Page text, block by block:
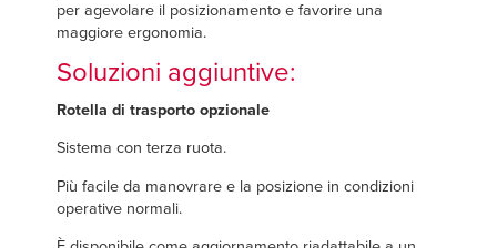
per agevolare il posizionamento e favorire una
maggiore ergonomia.
Soluzioni aggiuntive:
Rotella di trasporto opzionale
Sistema con terza ruota.
Più facile da manovrare e la posizione in condizioni
operative normali.